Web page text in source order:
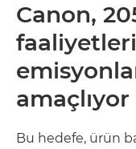
Canon,
amaçlıyor
Bu hedefe, ürün